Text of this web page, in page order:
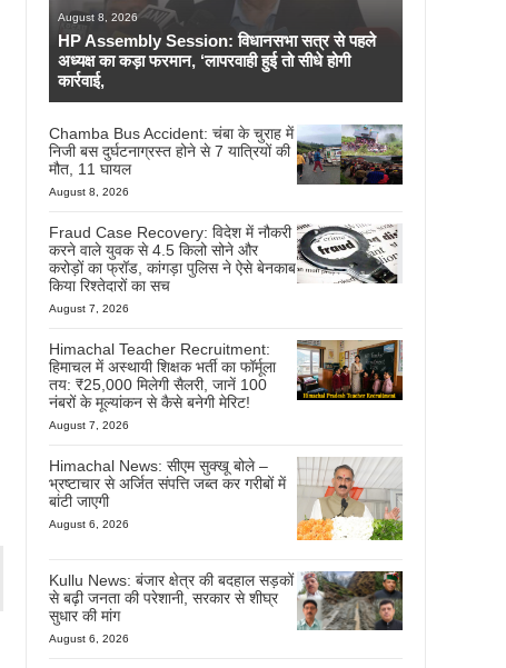
August 8, 2026
HP Assembly Session: विधानसभा सत्र से पहले
अध्यक्ष का कड़ा फरमान, ‘लापरवाही हुई तो सीधे होगी
कार्रवाई,
Chamba Bus Accident: चंबा के चुराह में
निजी बस दुर्घटनाग्रस्त होने से 7 यात्रियों की
मौत, 11 घायल
August 8, 2026
Fraud Case Recovery: विदेश में नौकरी
करने वाले युवक से 4.5 किलो सोने और
करोड़ों का फ्रॉड, कांगड़ा पुलिस ने ऐसे बेनकाब
किया रिश्तेदारों का सच
August 7, 2026
Himachal Teacher Recruitment:
हिमाचल में अस्थायी शिक्षक भर्ती का फॉर्मूला
तय: ₹25,000 मिलेगी सैलरी, जानें 100
नंबरों के मूल्यांकन से कैसे बनेगी मेरिट!
August 7, 2026
Himachal News: सीएम सुक्खू बोले –
भ्रष्टाचार से अर्जित संपत्ति जब्त कर गरीबों में
बांटी जाएगी
August 6, 2026
Kullu News: बंजार क्षेत्र की बदहाल सड़कों
से बढ़ी जनता की परेशानी, सरकार से शीघ्र
सुधार की मांग
August 6, 2026